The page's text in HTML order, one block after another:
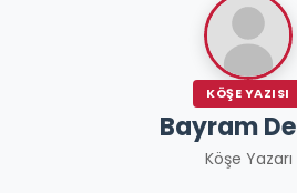
KÖŞE YAZISI
Bayram
Köşe Yazarı